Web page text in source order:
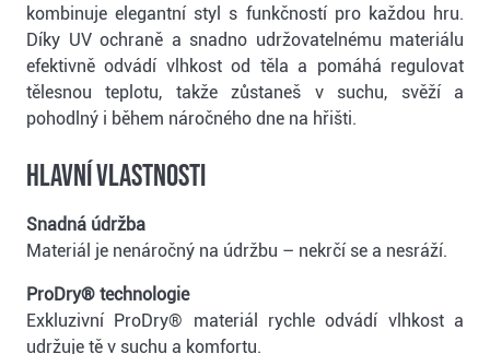
kombinuje elegantní styl s funkčností pro každou hru.
Díky UV ochraně a snadno udržovatelnému materiálu
efektivně odvádí vlhkost od těla a pomáhá regulovat
tělesnou teplotu, takže zůstaneš v suchu, svěží a
pohodlný i během náročného dne na hřišti.
Hlavní vlastnosti
Snadná údržba
Materiál je nenáročný na údržbu – nekrčí se a nesráží.
ProDry® technologie
Exkluzivní ProDry® materiál rychle odvádí vlhkost a
udržuje tě v suchu a komfortu.